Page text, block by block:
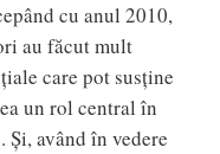
cu anul 2010,
au făcut mult
care pot susține
un rol central în
având în vedere